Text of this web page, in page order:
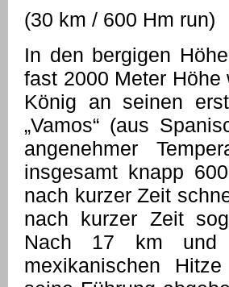
(30 km / 600 Hm run)
In den bergigen
fast 2000 Meter
König an seinen
„Vamos“ (aus
angenehmer
insgesamt knapp
nach kurzer Zeit
nach kurzer Zeit
Nach 17 km und
mexikanischen